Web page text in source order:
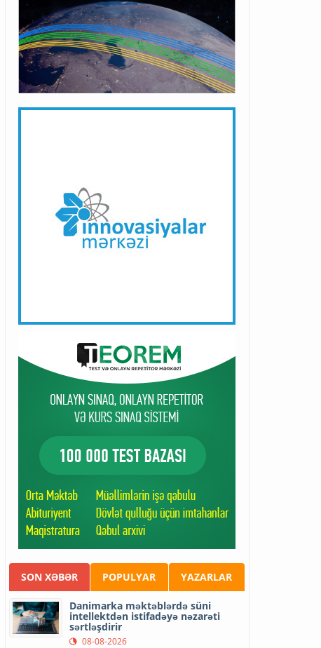
SON XƏBƏR POPULYAR YAZARLAR
Danimarka məktəblərdə süni
intellektdən istifadəyə nəzarəti
sərtləşdirir
08-08-2026